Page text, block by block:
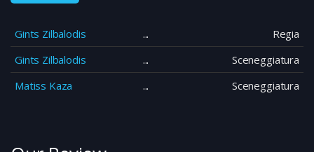
Gints Zilbalodis
Regia
Gints Zilbalodis
Sceneggiatura
Matiss Kaza
Sceneggiatura